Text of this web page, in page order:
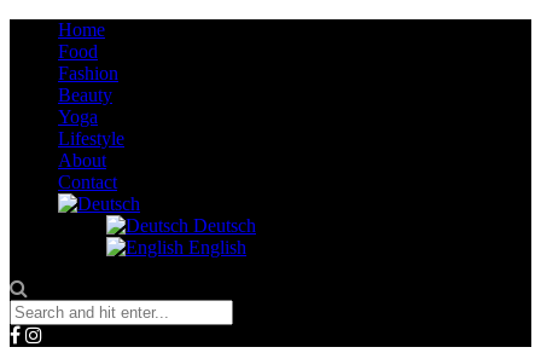
Home
Food
Fashion
Beauty
Yoga
Lifestyle
About
Contact
Deutsch
English